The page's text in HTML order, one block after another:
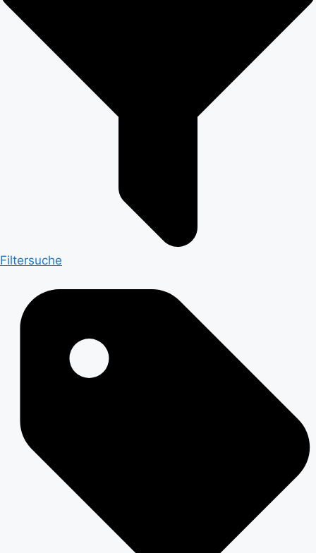
Filtersuche